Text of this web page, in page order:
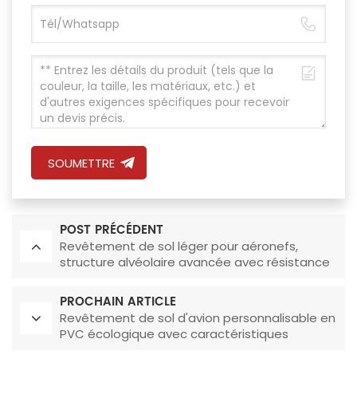
SOUMETTRE
POST PRÉCÉDENT
Revêtement de sol léger pour aéronefs,
structure alvéolaire avancée avec résistance
PROCHAIN ARTICLE
Revêtement de sol d'avion personnalisable en
PVC écologique avec caractéristiques